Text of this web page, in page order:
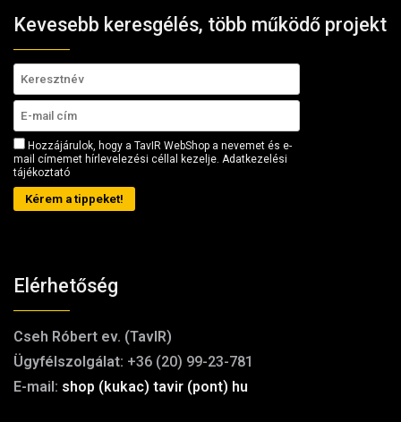
Kevesebb keresgélés, több működő projekt
Hozzájárulok, hogy a TavIR WebShop a nevemet és e-
mail címemet hírlevelezési céllal kezelje. Adatkezelési
tájékoztató
Kérem a tippeket!
Elérhetőség
Cseh Róbert ev. (TavIR)
Ügyfélszolgálat: +36 (20) 99-23-781
E-mail: shop (kukac) tavir (pont) hu